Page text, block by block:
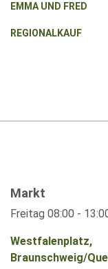
EMMA UND FRED
REGIONALKAUF
Markt
Freitag 08:00 -
Westfalenplatz,
Braunschweig/